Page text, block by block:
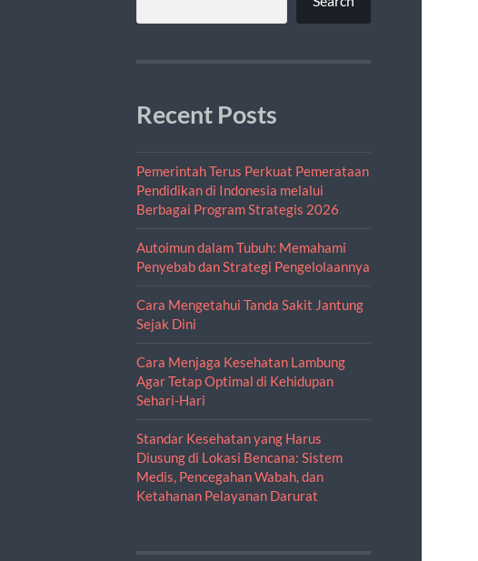
Recent Posts
Pemerintah Terus Perkuat Pemerataan
Pendidikan di Indonesia melalui
Berbagai Program Strategis 2026
Autoimun dalam Tubuh: Memahami
Penyebab dan Strategi Pengelolaannya
Cara Mengetahui Tanda Sakit Jantung
Sejak Dini
Cara Menjaga Kesehatan Lambung
Agar Tetap Optimal di Kehidupan
Sehari-Hari
Standar Kesehatan yang Harus
Diusung di Lokasi Bencana: Sistem
Medis, Pencegahan Wabah, dan
Ketahanan Pelayanan Darurat